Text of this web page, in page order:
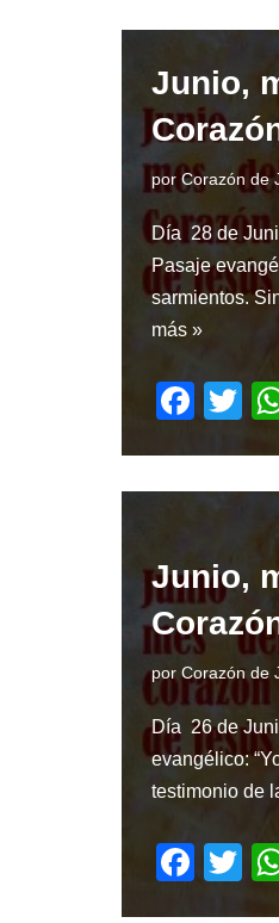
b
o
o
k
er
Junio,
por Corazón de
Día 28 de
Pasaje
sarmientos.
más »
F
b
o
o
k
T
er
Junio,
por Corazón de
Día 26 de
evangélico:
testimonio de
F
T